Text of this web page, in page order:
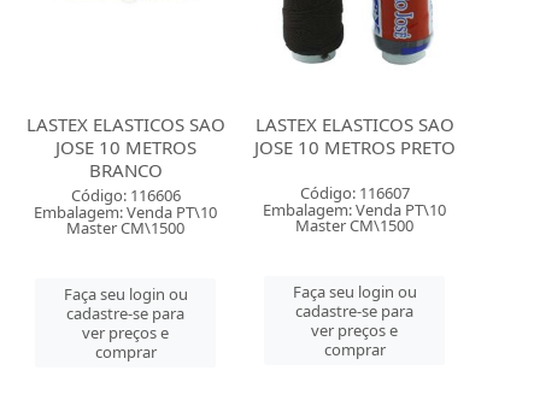
LASTEX ELASTICOS SAO
JOSE 10 METROS
BRANCO
Código: 116606
Embalagem: Venda PT\10
Master CM\1500
Faça seu login ou
cadastre-se para
ver preços e
comprar
LASTEX ELASTICOS SAO
JOSE 10 METROS PRETO
Código: 116607
Embalagem: Venda PT\10
Master CM\1500
Faça seu login ou
cadastre-se para
ver preços e
comprar